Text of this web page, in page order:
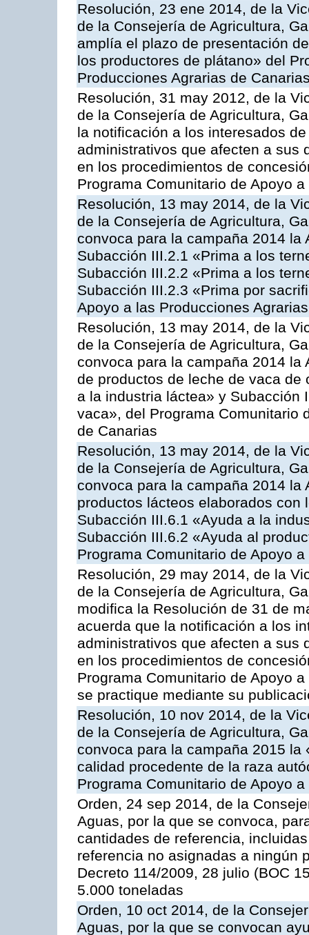
Resolución, 23 ene 2014, de la
de la Consejería de Agricultura,
amplía el plazo de presentación
los productores de plátano» del
Producciones Agrarias de
Resolución, 31 may 2012, de la
de la Consejería de Agricultura,
la notificación a los interesados
administrativos que afecten a sus
en los procedimientos de
Programa Comunitario de Apoyo
Resolución, 13 may 2014, de la
de la Consejería de Agricultura,
convoca para la campaña 2014
Subacción III.2.1 «Prima a los
Subacción III.2.2 «Prima a los
Subacción III.2.3 «Prima por
Apoyo a las Producciones
Resolución, 13 may 2014, de la
de la Consejería de Agricultura,
convoca para la campaña 2014
de productos de leche de vaca
a la industria láctea» y Subacción
vaca», del Programa Comunitario
de Canarias
Resolución, 13 may 2014, de la
de la Consejería de Agricultura,
convoca para la campaña 2014
productos lácteos elaborados
Subacción III.6.1 «Ayuda a la
Subacción III.6.2 «Ayuda al
Programa Comunitario de Apoyo
Resolución, 29 may 2014, de la
de la Consejería de Agricultura,
modifica la Resolución de 31 de
acuerda que la notificación a los
administrativos que afecten a sus
en los procedimientos de
Programa Comunitario de Apoyo
se practique mediante su
Resolución, 10 nov 2014, de la
de la Consejería de Agricultura,
convoca para la campaña 2015
calidad procedente de la raza
Programa Comunitario de Apoyo
Orden, 24 sep 2014, de la
Aguas, por la que se convoca,
cantidades de referencia,
referencia no asignadas a ningún
Decreto 114/2009, 28 julio (BOC
5.000 toneladas
Orden, 10 oct 2014, de la
Aguas, por la que se convocan